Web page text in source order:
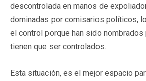
descontrolada en manos de
dominadas por comisarios políticos,
el control porque han sido
tienen que ser controlados.
Esta situación, es el mejor espacio